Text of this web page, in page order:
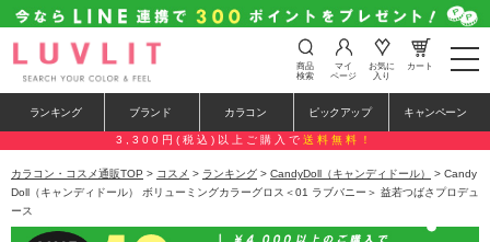
t
o
e
n
a
v
商品
検索
マイ
ページ
お気に
入り
カート
ランキング ブランド カラコン ピックアップ キャンペーン
3,300円(税込)以上ご購入で 送料無料！
カラコン・コスメ通販TOP > コスメ > ランキング > CandyDoll（キャンディドール）
> Candy
Doll（キャンディドール） ボリューミングカラーグロス＜01 ラブバニー＞ 益若つばさプロデュ
ース